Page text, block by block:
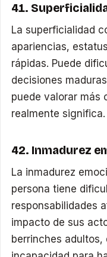
41.
La superficialidad
apariencias,
rápidas. Puede
decisiones
puede valorar más
realmente significa.
42. Inmadurez
La inmadurez
persona tiene
responsabilidades
impacto de sus
berrinches